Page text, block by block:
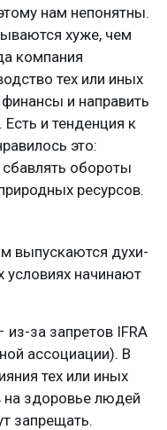
нам непонятны.
хуже, чем
компания
тех или иных
и направить
Есть и тенденция к
это:
обороты
ресурсов.
выпускаются духи-
условиях начинают
за запретов IFRA
ассоциации). В
тех или иных
здоровье людей
запрещать.